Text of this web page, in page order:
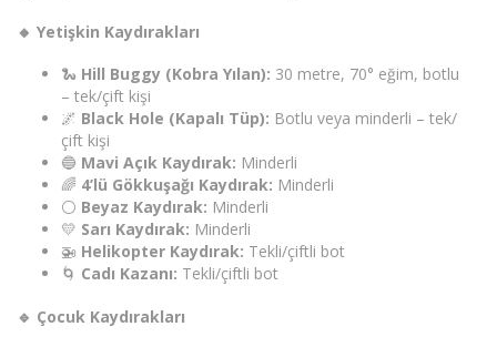
🔸 Yetişkin Kaydırakları
🐍 Hill Buggy (Kobra Yılan): 30 metre, 70° eğim, botlu
– tek/çift kişi
🌌 Black Hole (Kapalı Tüp): Botlu veya minderli – tek/
çift kişi
🔵 Mavi Açık Kaydırak: Minderli
🌈 4’lü Gökkuşağı Kaydırak: Minderli
⚪ Beyaz Kaydırak: Minderli
💛 Sarı Kaydırak: Minderli
🚁 Helikopter Kaydırak: Tekli/çiftli bot
🌀 Cadı Kazanı: Tekli/çiftli bot
🔹 Çocuk Kaydırakları